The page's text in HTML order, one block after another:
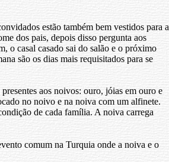
estão também bem vestidos para a
dos pais, depois disso pergunta aos
o casal casado sai do salão e o próximo
são os dias mais requisitados para se
aos noivos: ouro, jóias em ouro e
no noivo e na noiva com um alfinete.
de cada família. A noiva carrega
comum na Turquia onde a noiva e o